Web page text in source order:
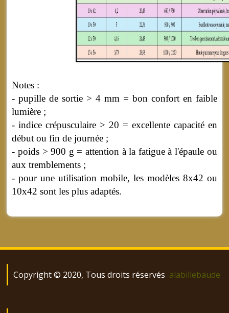
Notes :
- pupille de sortie > 4 mm = bon confort en faible
lumière ;
- indice crépusculaire > 20 = excellente capacité en
début ou fin de journée ;
- poids > 900 g = attention à la fatigue à l'épaule ou
aux tremblements ;
- pour une utilisation mobile, les modèles 8x42 ou
10x42 sont les plus adaptés.
Copyright © 2020, Tous droits réservés alabillebaude